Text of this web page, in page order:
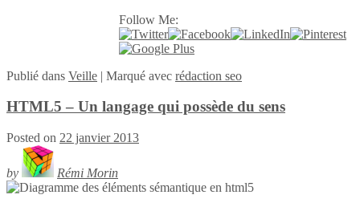
Follow Me:
Publié dans Veille | Marqué avec rédaction seo
HTML5 – Un langage qui possède du sens
Posted on 22 janvier 2013
by Rémi Morin